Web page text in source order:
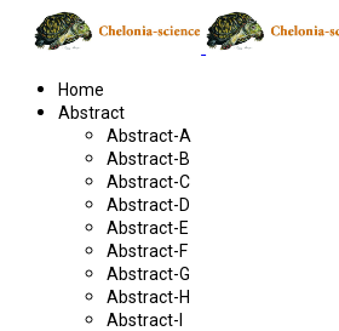
Home
Abstract
Abstract-A
Abstract-B
Abstract-C
Abstract-D
Abstract-E
Abstract-F
Abstract-G
Abstract-H
Abstract-I